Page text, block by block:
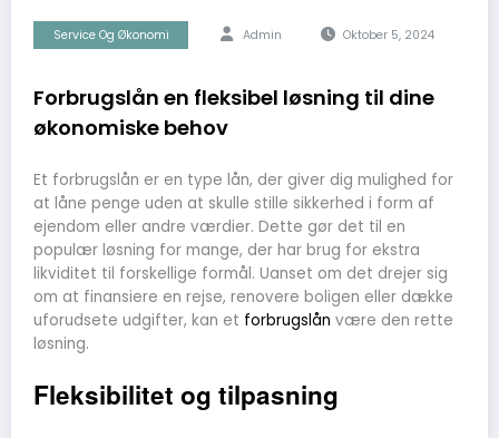
Service Og Økonomi Admin Oktober 5, 2024
Forbrugslån en fleksibel løsning til dine
økonomiske behov
Et forbrugslån er en type lån, der giver dig mulighed for
at låne penge uden at skulle stille sikkerhed i form af
ejendom eller andre værdier. Dette gør det til en
populær løsning for mange, der har brug for ekstra
likviditet til forskellige formål. Uanset om det drejer sig
om at finansiere en rejse, renovere boligen eller dække
uforudsete udgifter, kan et forbrugslån være den rette
løsning.
Fleksibilitet og tilpasning